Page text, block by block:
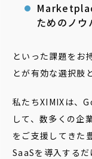
ためのノウ
といった課題をお
とが有効な選択肢
私たちXIMIXは、
して、数多くの
をご支援してきた
SaaSを導入する